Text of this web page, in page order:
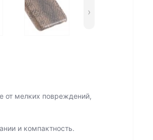
›
от мелких повреждений,
и компактность.